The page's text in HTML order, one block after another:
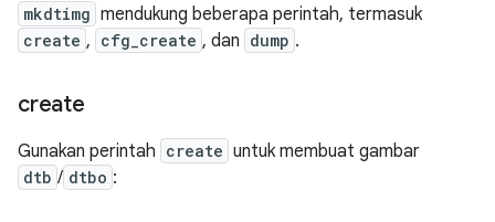
mkdtimg mendukung beberapa perintah, termasuk
create , cfg_create , dan dump .
create
Gunakan perintah create untuk membuat gambar
dtb / dtbo :